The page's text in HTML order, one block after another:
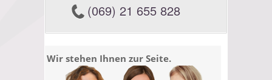
(069) 21 655 828
Wir stehen Ihnen zur Seite.